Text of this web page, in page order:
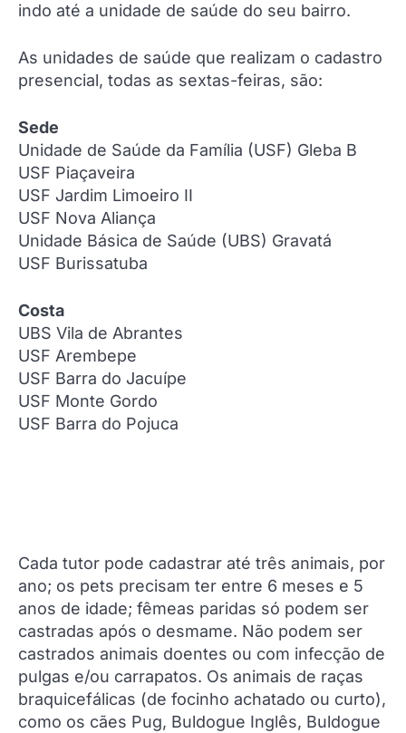
indo até a unidade de saúde do seu bairro.
As unidades de saúde que realizam o cadastro
presencial, todas as sextas-feiras, são:
Sede
Unidade de Saúde da Família (USF) Gleba B
USF Piaçaveira
USF Jardim Limoeiro II
USF Nova Aliança
Unidade Básica de Saúde (UBS) Gravatá
USF Burissatuba
Costa
UBS Vila de Abrantes
USF Arembepe
USF Barra do Jacuípe
USF Monte Gordo
USF Barra do Pojuca
Cada tutor pode cadastrar até três animais, por
ano; os pets precisam ter entre 6 meses e 5
anos de idade; fêmeas paridas só podem ser
castradas após o desmame. Não podem ser
castrados animais doentes ou com infecção de
pulgas e/ou carrapatos. Os animais de raças
braquicefálicas (de focinho achatado ou curto),
como os cães Pug, Buldogue Inglês, Buldogue